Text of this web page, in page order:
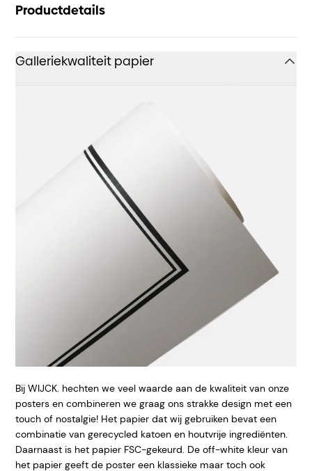
Productdetails
Galleriekwaliteit papier
Bij WIJCK. hechten we veel waarde aan de kwaliteit van onze
posters en combineren we graag ons strakke design met een
touch of nostalgie! Het papier dat wij gebruiken bevat een
combinatie van gerecycled katoen en houtvrije ingrediënten.
Daarnaast is het papier FSC-gekeurd. De off-white kleur van
het papier geeft de poster een klassieke maar toch ook